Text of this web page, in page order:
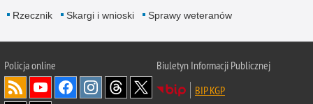
Rzecznik Skargi i wnioski Sprawy weteranów
Policjaonline
Biuletyn Informacji Publicznej
BIP KGP